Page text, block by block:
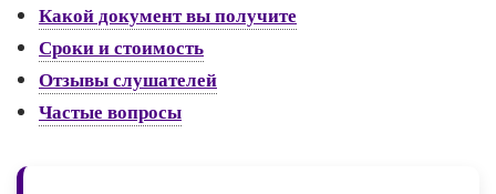
Какой документ вы получите
Сроки и стоимость
Отзывы слушателей
Частые вопросы